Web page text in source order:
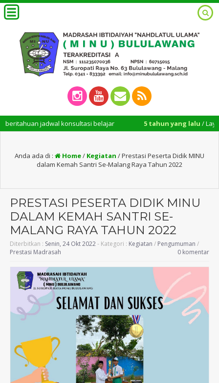
jadwal konsultasi belajar 5 tahun yang lalu/ Layanan
Anda ada di : Home/ Kegiatan /Prestasi Peserta Didik MINU
dalam Kemah Santri Se-Malang Raya Tahun 2022
PRESTASI PESERTA DIDIK MINU
DALAM KEMAH SANTRI SE-
MALANG RAYA TAHUN 2022
Diterbitkan : Senin, 24 Okt 2022- Kategori : Kegiatan / Pengumuman /
Prestasi Madrasah
0 komentar